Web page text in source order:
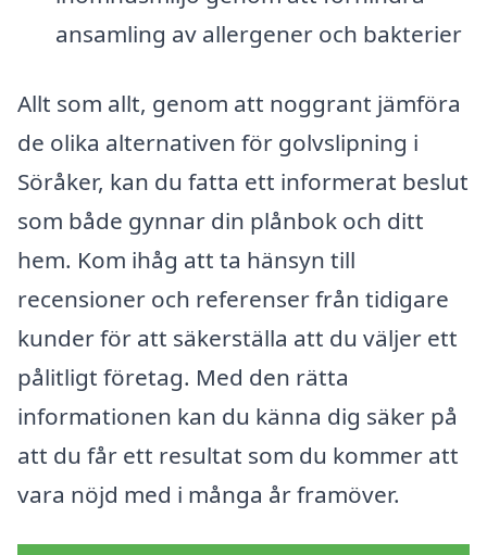
ansamling av allergener och bakterier
Allt som allt, genom att noggrant jämföra
de olika alternativen för golvslipning i
Söråker, kan du fatta ett informerat beslut
som både gynnar din plånbok och ditt
hem. Kom ihåg att ta hänsyn till
recensioner och referenser från tidigare
kunder för att säkerställa att du väljer ett
pålitligt företag. Med den rätta
informationen kan du känna dig säker på
att du får ett resultat som du kommer att
vara nöjd med i många år framöver.